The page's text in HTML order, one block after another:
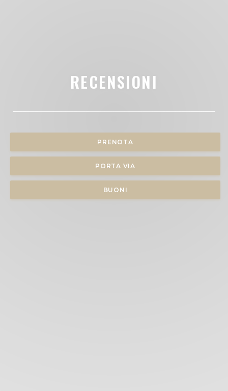
RECENSIONI
PRENOTA
PORTA VIA
BUONI